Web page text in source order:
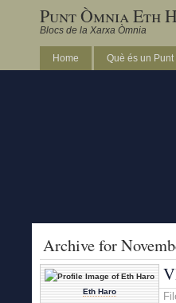
Punt Òmnia Eth
Blocs de la Xarxa Òmnia
Home Què és un
Archive for
Eth Haro